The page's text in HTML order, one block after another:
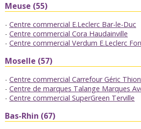
Meuse (55)
Centre commercial E.Leclerc Bar-le-Duc
Centre commercial Cora Haudainville
Centre commercial Verdum E.Leclerc
Moselle (57)
Centre commercial Carrefour Géric
Centre de marques Talange Marques
Centre commercial SuperGreen Terville
Bas-Rhin (67)